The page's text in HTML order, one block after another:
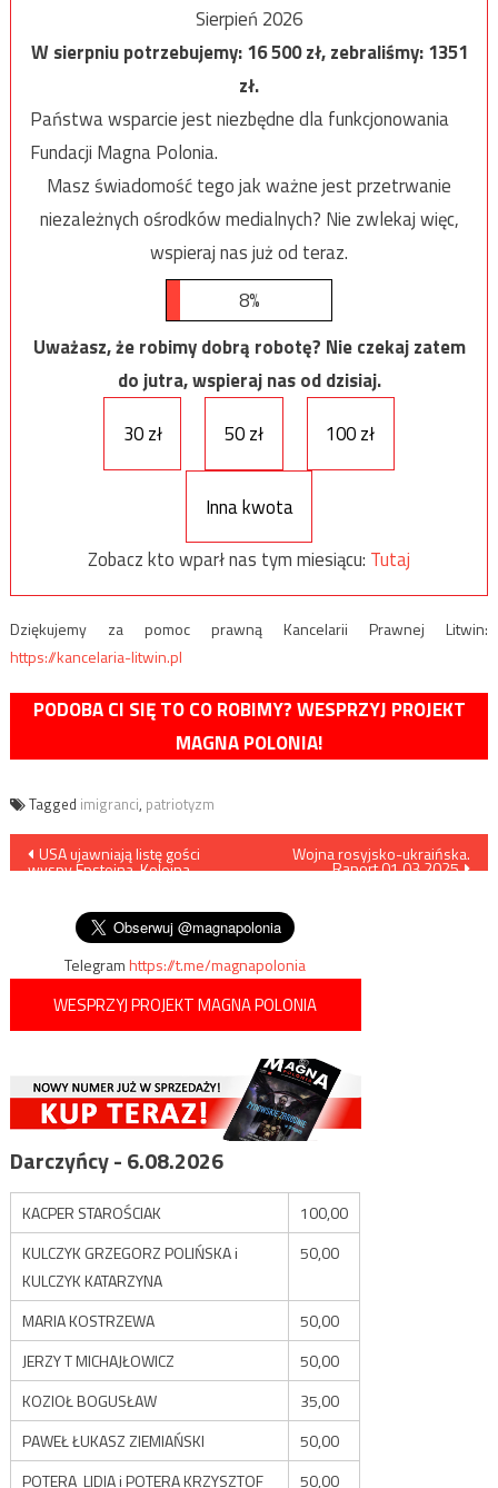
Sierpień 2026
W sierpniu potrzebujemy:16 500zł, zebraliśmy:1351
zł.
Państwa wsparcie jest niezbędne dla funkcjonowania
Fundacji Magna Polonia.
Masz świadomość tego jak ważne jest przetrwanie
niezależnych ośrodków medialnych? Nie zwlekaj więc,
wspieraj nas już od teraz.
8%
Uważasz, że robimy dobrą robotę? Nie czekaj zatem
do jutra, wspieraj nas od dzisiaj.
30 zł
50 zł 100 zł
Inna kwota
Zobacz kto wparł nas tym miesiącu: Tutaj
Dziękujemy za pomoc prawną Kancelarii Prawnej Litwin:
https://kancelaria-litwin.pl
PODOBA CI SIĘ TO CO ROBIMY? WESPRZYJ PROJEKT
MAGNA POLONIA!
Tagged imigranci, patriotyzm
Nawigacja
USA ujawniają listę gości
wyspy Epsteina. Kolejna
Wojna rosyjsko-ukraińska.
Raport 01.03.2025
Telegramhttps://t.me/magnapolonia
WESPRZYJ PROJEKT MAGNA POLONIA
Darczyńcy - 6.08.2026
KACPER STAROŚCIAK
100,00
KULCZYK GRZEGORZ POLIŃSKA i
KULCZYK KATARZYNA
50,00
MARIA KOSTRZEWA
50,00
JERZY T MICHAJŁOWICZ
50,00
KOZIOŁ BOGUSŁAW
35,00
PAWEŁ ŁUKASZ ZIEMIAŃSKI
50,00
POTERA LIDIA i POTERA KRZYSZTOF
50,00